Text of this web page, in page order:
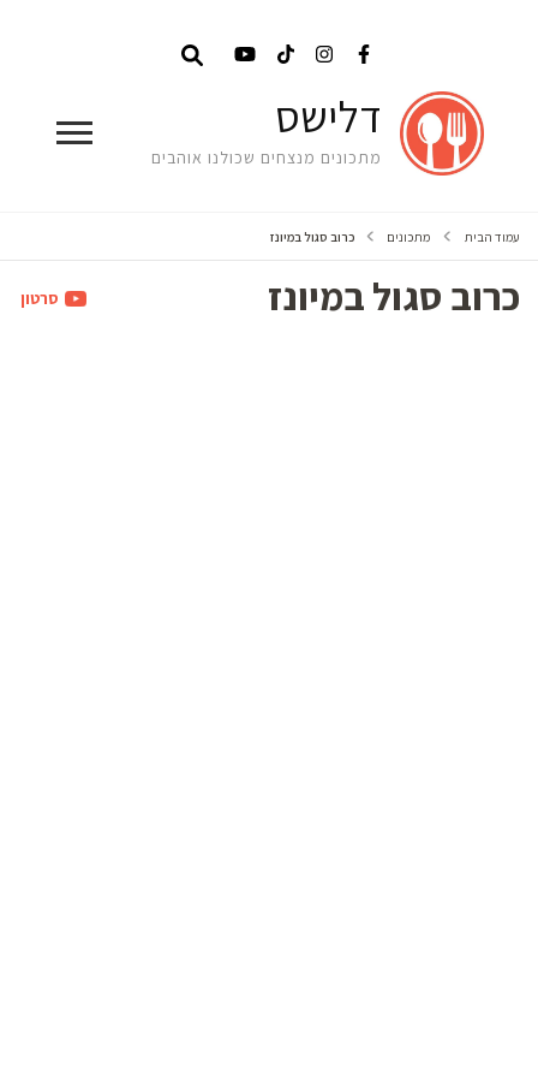
דלישס
מתכונים מנצחים שכולנו אוהבים
עמוד הבית מתכונים כרוב סגול במיונז
כרוב סגול במיונז סרטון